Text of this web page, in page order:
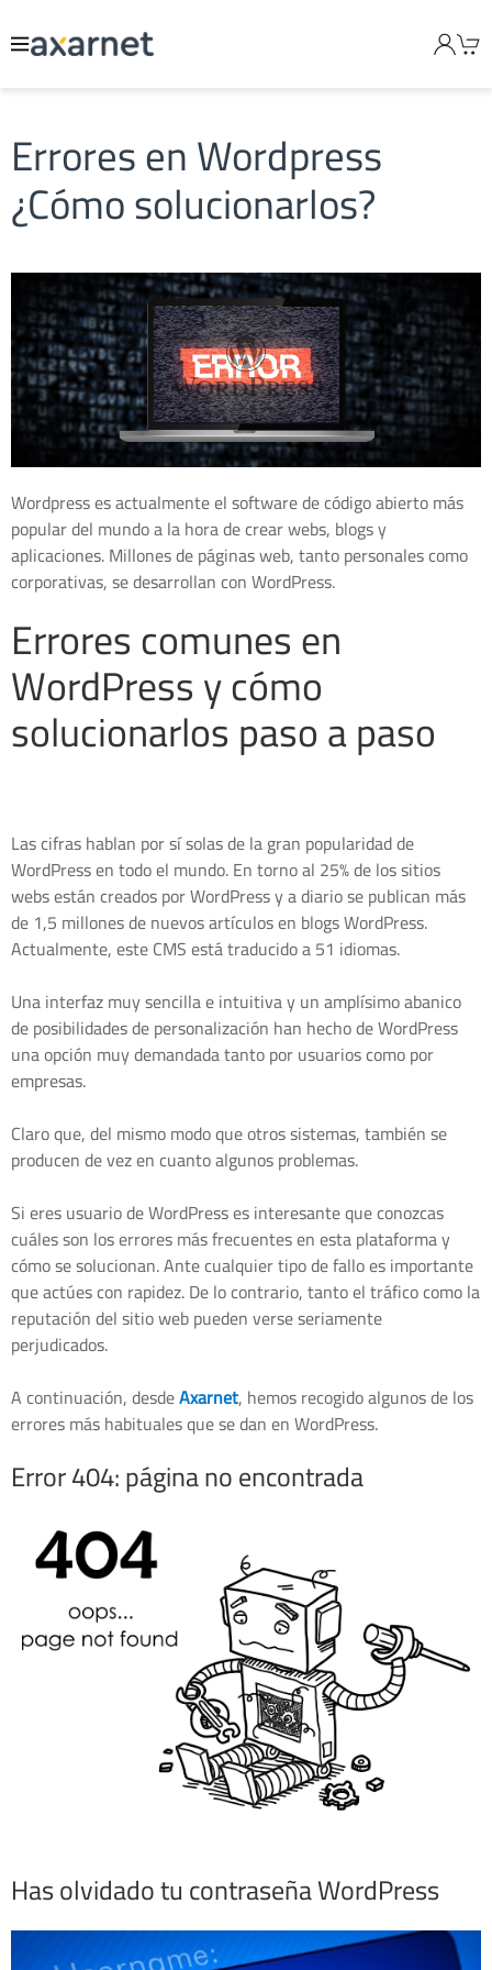
Errores en Wordpress
¿Cómo solucionarlos?
Wordpress es actualmente el software de código abierto más
popular del mundo a la hora de crear webs, blogs y
aplicaciones. Millones de páginas web, tanto personales como
corporativas, se desarrollan con WordPress.
Errores comunes en
WordPress y cómo
solucionarlos paso a paso
Las cifras hablan por sí solas de la gran popularidad de
WordPress en todo el mundo. En torno al 25% de los sitios
webs están creados por WordPress y a diario se publican más
de 1,5 millones de nuevos artículos en blogs WordPress.
Actualmente, este CMS está traducido a 51 idiomas.
Una interfaz muy sencilla e intuitiva y un amplísimo abanico
de posibilidades de personalización han hecho de WordPress
una opción muy demandada tanto por usuarios como por
empresas.
Claro que, del mismo modo que otros sistemas, también se
producen de vez en cuanto algunos problemas.
Si eres usuario de WordPress es interesante que conozcas
cuáles son los errores más frecuentes en esta plataforma y
cómo se solucionan. Ante cualquier tipo de fallo es importante
que actúes con rapidez. De lo contrario, tanto el tráfico como la
reputación del sitio web pueden verse seriamente
perjudicados.
A continuación, desdeAxarnet, hemos recogido algunos de los
errores más habituales que se dan en WordPress.
Error 404: página no encontrada
Has olvidado tu contraseña WordPress